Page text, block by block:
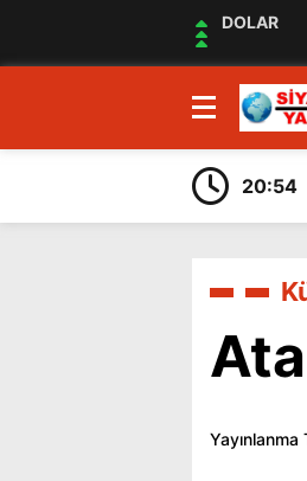
DOLAR
20:54
Yayınlanma